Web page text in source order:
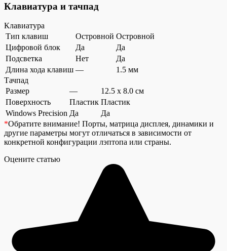
Клавиатура и тачпад
Клавиатура
Тип клавиш
Островной Островной
Цифровой блок
Да
Да
Подсветка
Нет
Да
Длина хода клавиш —
1.5 мм
Тачпад
Размер
—
12.5 x 8.0 см
Поверхность
Пластик Пластик
Windows Precision Да
Да
*Обратите внимание! Порты, матрица дисплея, динамики и
другие параметры могут отличаться в зависимости от
конкретной конфигурации лэптопа или страны.
Оцените статью